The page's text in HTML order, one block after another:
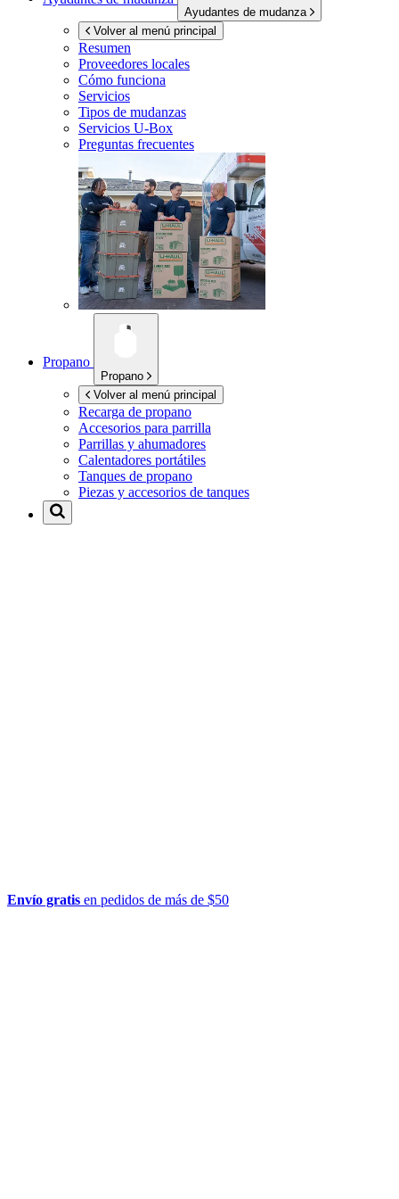
Ayudantes de mudanza
Volver al menú principal
Resumen
Proveedores locales
Cómo funciona
Servicios
Tipos de mudanzas
Servicios U-Box
Preguntas frecuentes
Propano
Propano
Volver al menú principal
Recarga de propano
Accesorios para parrilla
Parrillas y ahumadores
Calentadores portátiles
Tanques de propano
Piezas y accesorios de tanques
Envío gratis en pedidos de más de $50